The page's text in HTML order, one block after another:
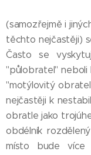
(samozřejmě i
těchto nejčastěji)
Často se
"půlobratel" neboli
"motýlovitý
nejčastěji k
obratle jako
obdélník
místo bude více